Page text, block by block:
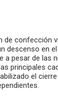
de confección
descenso en
a pesar de las
principales
el